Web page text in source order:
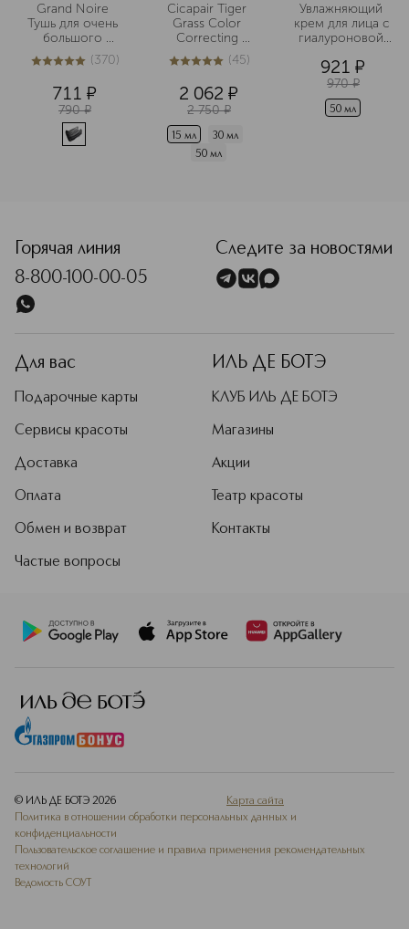
Grand Noire
Тушь для очень
большого
объема и
удлинения
4.9из5370 (370)
711 ¤
790 ¤
Cicapair Tiger
Grass Color
Correcting
Treatment CC-
крем
цвет лица
4.9из545 (45)
2 062 ¤
2 750 ¤
15 мл
30 мл
50 мл
Увлажняющий
крем для лица с
гиалуроновой
пробиотиками
921 ¤
970 ¤
50 мл
Горячая линия
8-800-100-00-05
Следите за новостями
Для вас
Подарочные карты
Сервисы красоты
Доставка
Оплата
Обмен и возврат
Частые вопросы
ИЛЬ ДЕ БОТЭ
КЛУБ ИЛЬ ДЕ БОТЭ
Магазины
Акции
Театр красоты
Контакты
© ИЛЬ ДЕ БОТЭ 2026
Карта сайта
Политика в отношении обработки персональных данных и
конфиденциальности
Пользовательское соглашение и правила применения рекомендательных
технологий
Ведомость СОУТ